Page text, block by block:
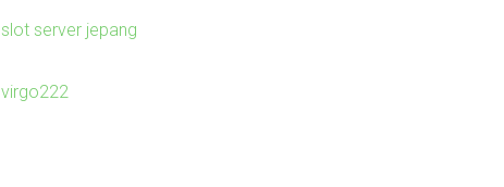
slot server jepang
virgo222